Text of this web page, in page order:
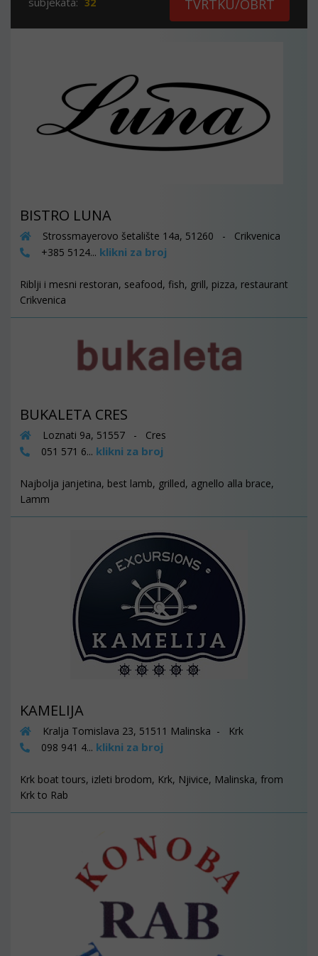
TVRTKU/OBRT
BISTRO LUNA
Strossmayerovo šetalište 14a, 51260 - Crikvenica
+385 5124... klikni za broj
Riblji i mesni restoran, seafood, fish, grill, pizza, restaurant
Crikvenica
BUKALETA CRES
Loznati 9a, 51557 - Cres
051 571 6... klikni za broj
Najbolja janjetina, best lamb, grilled, agnello alla brace,
Lamm
KAMELIJA
Kralja Tomislava 23, 51511 Malinska - Krk
098 941 4... klikni za broj
Krk boat tours, izleti brodom, Krk, Njivice, Malinska, from
Krk to Rab